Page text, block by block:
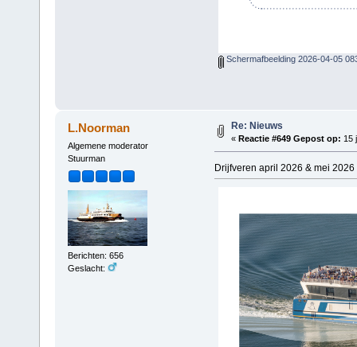
Schermafbeelding 2026-04-05
L.Noorman
Algemene moderator
Stuurman
Berichten: 656
Geslacht:
Re: Nieuws
« Reactie #649 Gepost op: 15
Drijfveren april 2026 & mei